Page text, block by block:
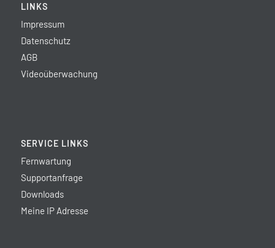
LINKS
Impressum
Datenschutz
AGB
Videoüberwachung
SERVICE LINKS
Fernwartung
Supportanfrage
Downloads
Meine IP Adresse